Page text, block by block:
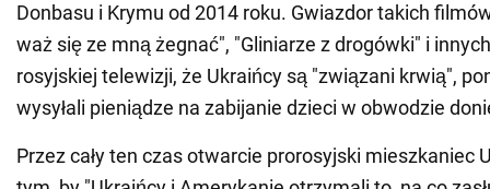
Donbasu i Krymu od 2014 roku. Gwiazdor takich
waż się ze mną żegnać", "Gliniarze z drogówki" i
rosyjskiej telewizji, że Ukraińcy są "związani krwią",
wysyłali pieniądze na zabijanie dzieci w obwodzie
Przez cały ten czas otwarcie prorosyjski mieszkaniec